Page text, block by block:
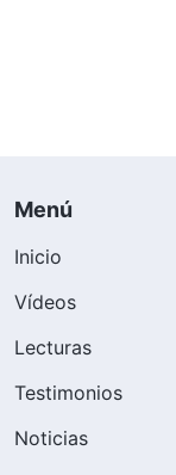
Menú
Inicio
Vídeos
Lecturas
Testimonios
Noticias